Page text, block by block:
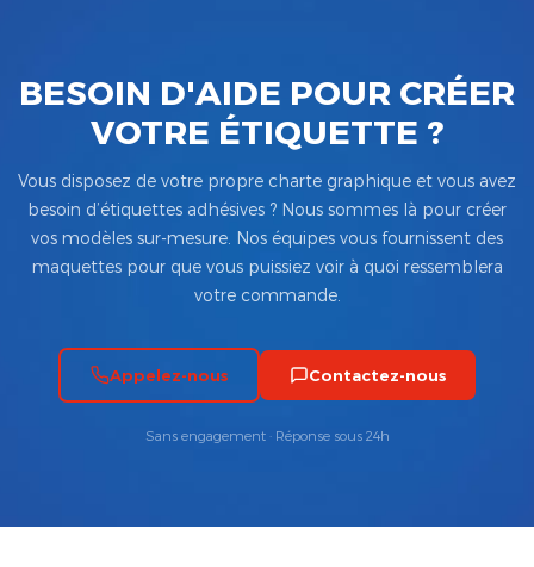
BESOIN D'AIDE POUR CRÉER
VOTRE ÉTIQUETTE ?
Vous disposez de votre propre charte graphique et vous avez
besoin d’étiquettes adhésives ? Nous sommes là pour créer
vos modèles sur-mesure. Nos équipes vous fournissent des
maquettes pour que vous puissiez voir à quoi ressemblera
votre commande.
Appelez-nous Contactez-nous
Sans engagement · Réponse sous 24h